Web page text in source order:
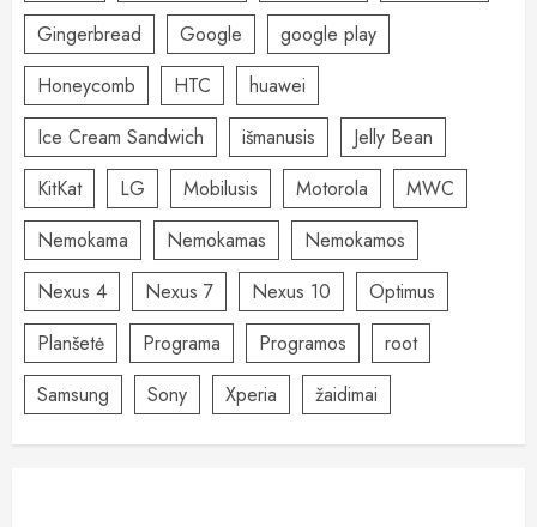
Gingerbread
Google
google play
Honeycomb
HTC
huawei
Ice Cream Sandwich
išmanusis
Jelly Bean
KitKat
LG Mobilusis Motorola
MWC
Nemokama
Nemokamas
Nemokamos
Nexus 4
Nexus 7 Nexus 10
Optimus
Planšetė
Programa Programos
root
Samsung
Sony Xperia žaidimai